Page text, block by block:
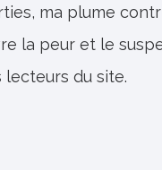
ma plume
la peur et le
lecteurs du site.